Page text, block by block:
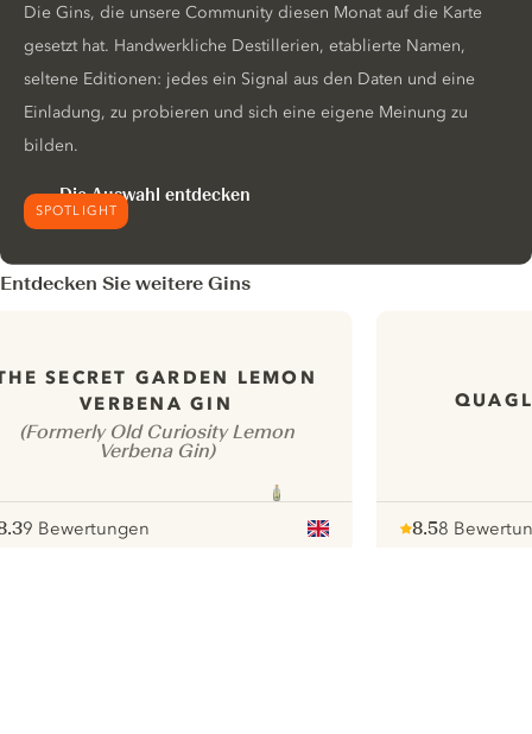
SPOTLIGHT
Die Gins, die unsere Community diesen Monat auf die Karte
gesetzt hat. Handwerkliche Destillerien, etablierte Namen,
seltene Editionen: jedes ein Signal aus den Daten und eine
Einladung, zu probieren und sich eine eigene Meinung zu
bilden.
Die Auswahl entdecken
Entdecken Sie weitere Gins
SECRET GARDEN LEMON
VERBENA GIN
(Formerly Old Curiosity Lemon
Verbena Gin)
9 Bewertungen
8.58